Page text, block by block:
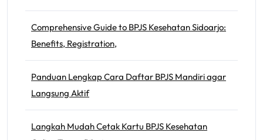
Comprehensive Guide to BPJS Kesehatan Sidoarjo:
Benefits, Registration,
Panduan Lengkap Cara Daftar BPJS Mandiri agar
Langsung Aktif
Langkah Mudah Cetak Kartu BPJS Kesehatan